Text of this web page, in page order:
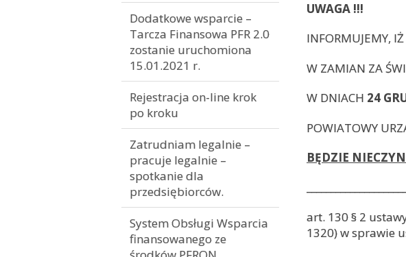
UWAGA !!!
INFORMUJEMY,
W ZAMIAN ZA
W DNIACH 24
POWIATOWY
BĘDZIE
art. 130 § 2
1320) w sprawie
Dodatkowe wsparcie –
Tarcza Finansowa PFR 2.0
zostanie uruchomiona
15.01.2021 r.
Rejestracja on-line krok
po kroku
Zatrudniam legalnie –
pracuje legalnie –
spotkanie dla
przedsiębiorców.
System Obsługi Wsparcia
finansowanego ze